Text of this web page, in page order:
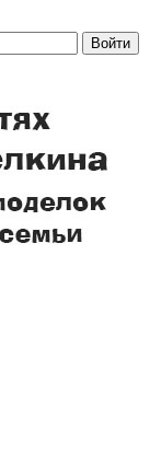
Войти